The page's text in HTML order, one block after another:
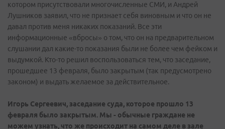
котором присутствовали многочисленные СМИ, и Андрей
Лушников заявил, что не признает себя виновным и что он не
давал против меня никаких показаний. Все эти
информационные «вбросы» о том, что он на предварительном
слушании дал какие-то показания были не более чем фейком и
выдумкой. Кто-то решил воспользоваться тем, что заседание,
прошедшее 13 февраля, было закрытым (так предусмотрено
законом) и выдать желаемое за действительное.
Игорь Сергеевич, заседание суда, которое прошло 13
февраля было закрытым. Мы - обычные граждане не
можем узнать, что же происходит на самом деле в зале